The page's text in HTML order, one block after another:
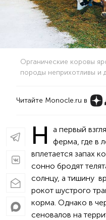
Органические коровы
породы неприхотливы
Читайте Monocle.ru в
Н
а первый
ферма, где в
вплетается запах
сонно бродят
солнцу, а тишину
рокот шустрого
корма. Однако в
сеновалов на